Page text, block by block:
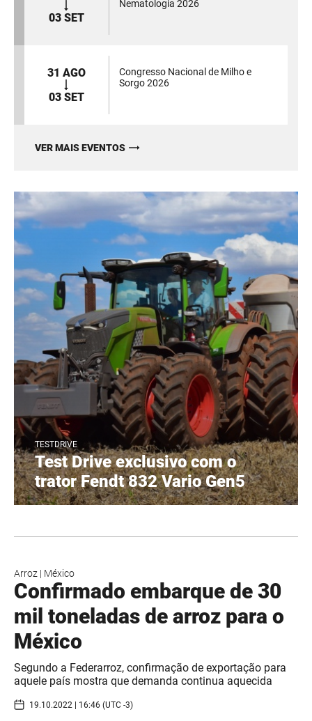
03 SET
Nematologia 2026
31 AGO
03 SET
Congresso Nacional de Milho e
Sorgo 2026
VER MAIS EVENTOS
TESTDRIVE
Test Drive exclusivo com o
trator Fendt 832 Vario Gen5
Arroz | México
Confirmado embarque de 30
mil toneladas de arroz para o
México
Segundo a Federarroz, confirmação de exportação para
aquele país mostra que demanda continua aquecida
19.10.2022 | 16:46 (UTC -3)